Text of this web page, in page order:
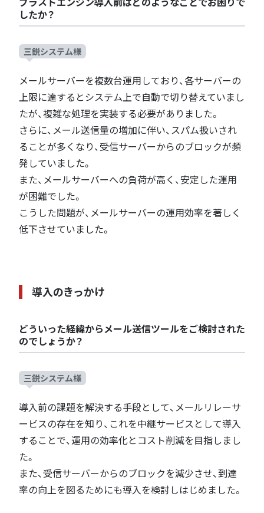
したか？
三鋭システム様
メールサーバーを複数台運用しており、各サーバーの
上限に達するとシステム上で自動で切り替えていまし
たが、複雑な処理を実装する必要がありました。
さらに、メール送信量の増加に伴い、スパム扱いされ
ることが多くなり、受信サーバーからのブロックが頻
発していました。
また、メールサーバーへの負荷が高く、安定した運用
が困難でした。
こうした問題が、メールサーバーの運用効率を著しく
低下させていました。
導入のきっかけ
どういった経緯からメール送信ツールをご検討された
のでしょうか？
三鋭システム様
導入前の課題を解決する手段として、メールリレーサ
ービスの存在を知り、これを中継サービスとして導入
することで、運用の効率化とコスト削減を目指しまし
た。
また、受信サーバーからのブロックを減少させ、到達
率の向上を図るためにも導入を検討しはじめました。